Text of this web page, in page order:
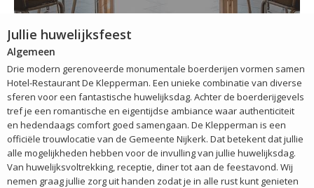
Jullie huwelijksfeest
Algemeen
Drie modern gerenoveerde monumentale boerderijen vormen samen
Hotel-Restaurant De Klepperman. Een unieke combinatie van diverse
sferen voor een fantastische huwelijksdag. Achter de boerderijgevels
tref je een romantische en eigentijdse ambiance waar authenticiteit
en hedendaags comfort goed samengaan. De Klepperman is een
officiële trouwlocatie van de Gemeente Nijkerk. Dat betekent dat jullie
alle mogelijkheden hebben voor de invulling van jullie huwelijksdag.
Van huwelijksvoltrekking, receptie, diner tot aan de feestavond. Wij
nemen graag jullie zorg uit handen zodat je in alle rust kunt genieten